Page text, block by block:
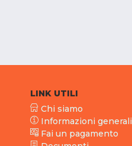
LINK UTILI
Chi siamo
Informazioni generali
Fai un pagamento